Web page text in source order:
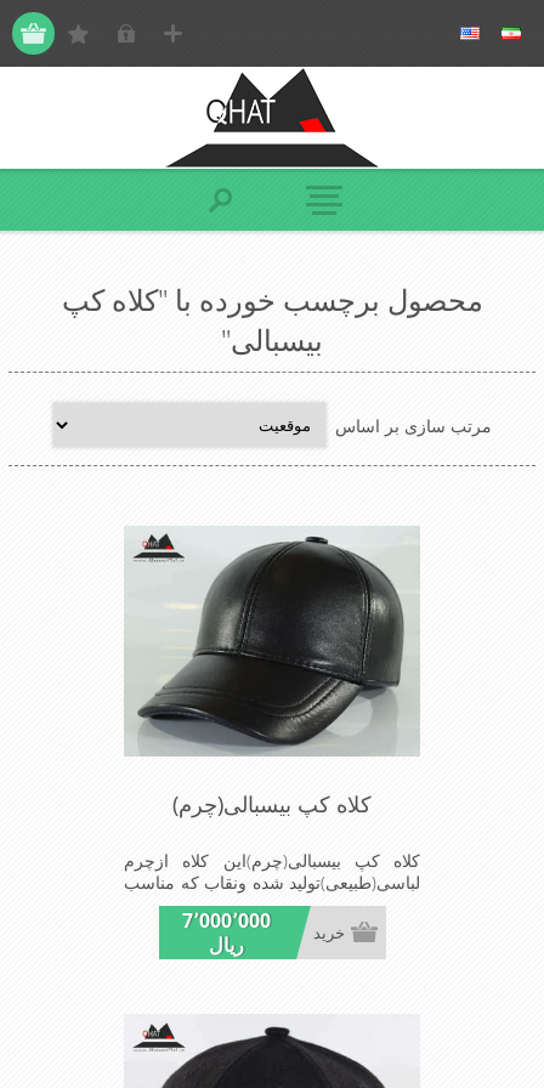
محصول برچسب خورده با "کلاه کپ
بیسبالی"
مرتب سازی بر اساس
کلاه کپ بیسبالی(چرم)
کلاه کپ بیسبالی(چرم)این کلاه ازچرم
لباسی(طبیعی)تولید شده ونقاب که مناسب
این شکل ازکلاه است شیک ومناسب افراد
خوش پوش جنس عالی,دوخت
مناسب,سبکی,خوش فرمی از
7٬000٬000
ریال
خرید